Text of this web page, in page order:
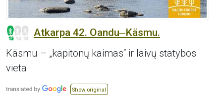
Atkarpa 42. Oandu‒Käsmu.
Käsmu – „kapitonų kaimas“ ir laivų statybos
vieta
Show original